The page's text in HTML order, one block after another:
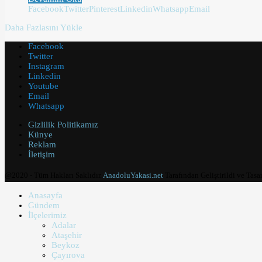
FacebookTwitterPinterestLinkedinWhatsappEmail
Daha Fazlasını Yükle
Facebook
Twitter
Instagram
Linkedin
Youtube
Email
Whatsapp
Gizlilik Politikamız
Künye
Reklam
İletişim
AnadoluYakasi.net
Anasayfa
Gündem
İlçelerimiz
Adalar
Ataşehir
Beykoz
Çayırova